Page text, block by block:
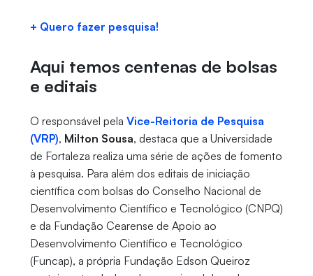
+ Quero fazer pesquisa!
Aqui temos centenas de bolsas
e editais
O responsável pela Vice-Reitoria de Pesquisa
(VRP), Milton Sousa, destaca que a Universidade
de Fortaleza realiza uma série de ações de fomento
à pesquisa. Para além dos editais de iniciação
científica com bolsas do Conselho Nacional de
Desenvolvimento Científico e Tecnológico (CNPQ)
e da Fundação Cearense de Apoio ao
Desenvolvimento Científico e Tecnológico
(Funcap), a própria Fundação Edson Queiroz